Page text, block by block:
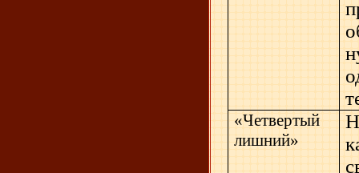
«Четвертый
лишний»